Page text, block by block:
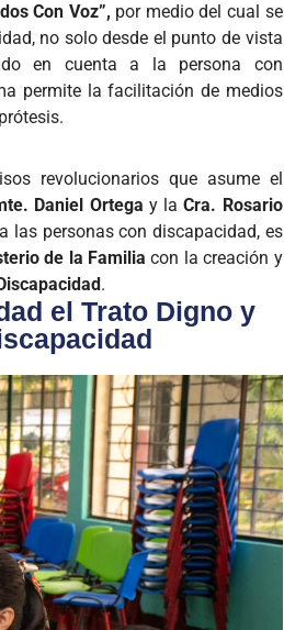
Con Voz”, por medio del cual se
no solo desde el punto de vista
en cuenta a la persona con
permite la facilitación de medios
revolucionarios que asume el
Daniel Ortega y laCra. Rosario
las personas con discapacidad, es
de la Familia con la creación y
.
el Trato Digno y